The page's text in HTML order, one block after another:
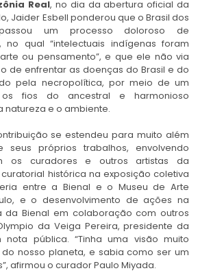
Real, no dia da abertura oficial da
Jaider Esbell ponderou que o Brasil dos
um processo doloroso de
no qual “intelectuais indígenas foram
ou pensamento”, e que ele não via
de enfrentar as doenças do Brasil e do
pela necropolítica, por meio de um
fios do ancestral e harmonioso
e o ambiente.
se estendeu para muito além
próprios trabalhos, envolvendo
os curadores e outros artistas da
histórica na exposição coletiva
entre a Bienal e o Museu de Arte
e o desenvolvimento de ações na
da Bienal em colaboração com outros
da Veiga Pereira, presidente da
nota pública. “Tinha uma visão muito
nosso planeta, e sabia como ser um
afirmou o curador Paulo Miyada.